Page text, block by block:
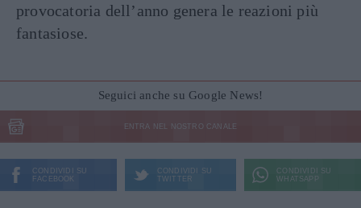
provocatoria dell’anno genera le reazioni più
fantasiose.
Seguici anche su Google News!
ENTRA NEL NOSTRO CANALE
CONDIVIDI SU
FACEBOOK
CONDIVIDI SU
TWITTER
CONDIVIDI SU
WHATSAPP